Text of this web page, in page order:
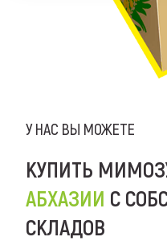
У НАС ВЫ МОЖЕТЕ
КУПИТЬ
АБХАЗИИ С
СКЛАДОВ